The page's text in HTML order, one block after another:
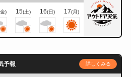
) 15(土) 16(日) 17(月)
予報 詳しくみる